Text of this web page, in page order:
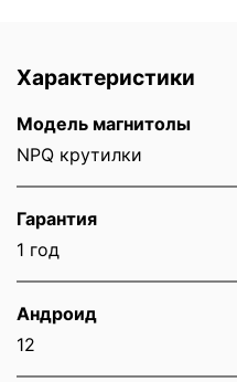
Характеристики
Модель магнитолы
NPQ крутилки
Гарантия
1 год
Андроид
12